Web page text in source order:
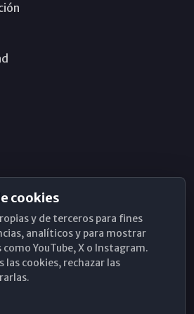
cookies
y de terceros para fines
analíticos y para mostrar
YouTube, X o Instagram.
las cookies, rechazar las